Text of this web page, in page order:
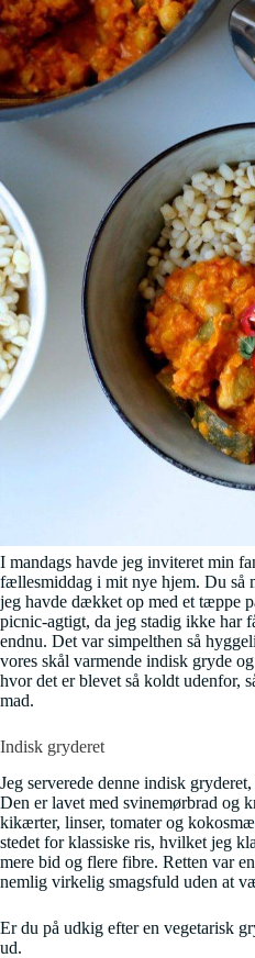
I mandags havde jeg inviteret min
fællesmiddag i mit nye hjem. Du så
jeg havde dækket op med et tæppe
picnic-agtigt, da jeg stadig ikke har
endnu. Det var simpelthen så
vores skål varmende indisk gryde
hvor det er blevet så koldt udenfor,
mad.
Indisk gryderet
Jeg serverede denne indisk
Den er lavet med svinemørbrad og
kikærter, linser, tomater og
stedet for klassiske ris, hvilket jeg
mere bid og flere fibre. Retten var
nemlig virkelig smagsfuld uden at
Er du på udkig efter en vegetarisk
ud.